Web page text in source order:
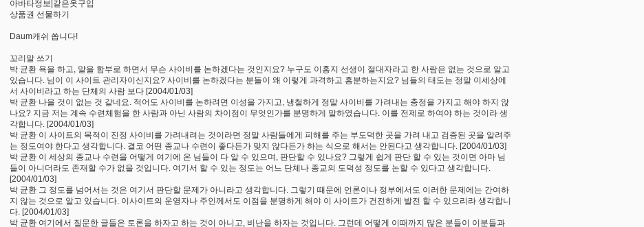
아바타정보|같은옷구입
상품권 선물하기
Daum캐쉬 쏩니다!
꼬리말 쓰기
박 균환 욕을 하고, 말을 함부로 하면서 무슨 사이비를 논하겠다는 것인지요? 누구도 이홍지 선생이 절대자라고 한 사람은 없는 것으로 알고
있습니다. 님이 이 사이트 관리자이신지요? 사이비를 논하겠다는 분들이 왜 이렇게 과격하고 흥분하는지요? 님들의 태도는 정말 이세상에
서 사이비라고 하는 단체의 사람 보다 [2004/01/03]
박 균환 나을 것이 없는 것 같네요. 적어도 사이비를 논하려면 이성을 가지고, 냉철하게 정말 사이비를 가려내는 충정을 가지고 해야 하지 않
나요? 지금 저는 계속 수련체험을 한 사람과 아닌 사람의 차이점이 무엇인가를 분명하게 말하였습니다. 이를 전제로 하여야 하는 것이라 생
각합니다. [2004/01/03]
박 균환 이 사이트의 목적이 진정 사이비를 가려내려는 것이라면 정말 사람들에게 피해를 주는 부도덕한 곳을 가려 내고 검증된 곳을 알려주
는 정도여야 한다고 생각합니다. 결코 어떤 종교나 수련이 좋다든가 맞지 않다든가 하는 식으로 해서는 안된다고 생각합니다. [2004/01/03]
박 균환 이 세상의 종교나 수련을 어떻게 여기에 온 님들이 다 알 수 있으며, 판단할 수 있나요? 그렇게 쉽게 판단 할 수 있는 것이면 아마 님
들이 아니더라도 존재할 수가 없을 것입니다. 여기서 할 수 있는 정도는 어느 단체나 종교의 도덕성 정도를 논할 수 있다고 생각합니다.
[2004/01/03]
박 균환 그 정도를 넘어서는 것은 여기서 판단할 문제가 아니라고 생각합니다. 그렇기 때문에 언론이나 정부에서도 이러한 문제에는 간여하
지 않는 것으로 알고 있습니다. 이사이트의 운영자나 주인께서도 이점을 분명하게 해야 이 사이트가 건전하게 발전 할 수 있으리라 생각합니
다. [2004/01/03]
박 균환 여기에서 질문한 글들은 토론을 하자고 하는 것이 아니고, 비난을 하자는 것입니다. 그런데 어떻게 이때까지 많은 분들이 이분들과